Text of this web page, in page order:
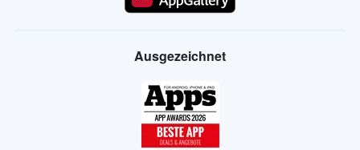
Ausgezeichnet